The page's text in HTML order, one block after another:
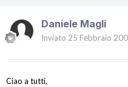
Daniele Magli
Inviato 25 Febbraio
Ciao a tutti,